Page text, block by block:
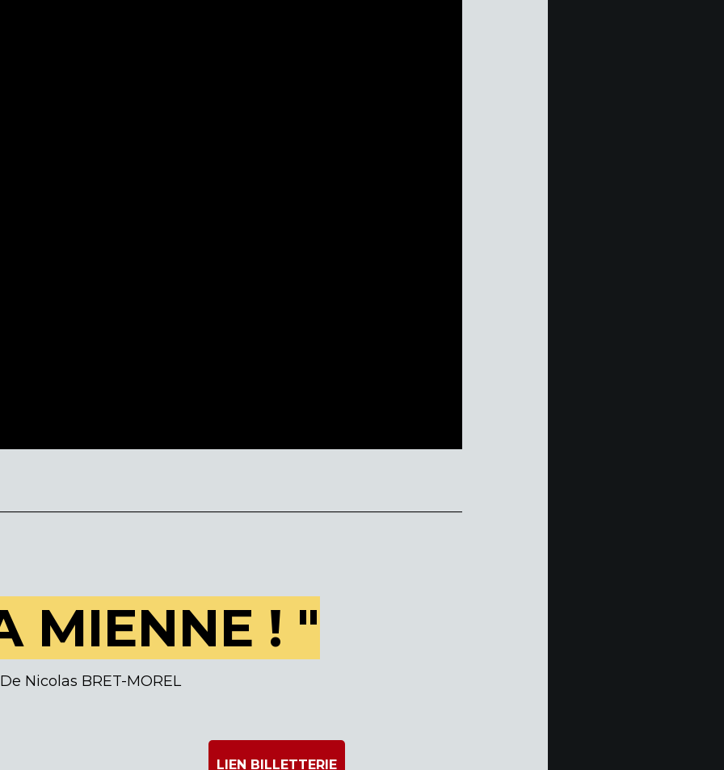
MIENNE ! "
De Nicolas BRET-MOREL
LIEN BILLETTERIE